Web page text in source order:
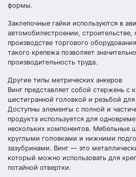
формы.
Заклепочные гайки используются в
автомобилестроении, строительстве,
производстве торгового
такого крепежа позволяет
производительность труда.
Другие типы метрических анкеров
Винт представляет собой стержень с
шестигранной головкой и резьбой для
Доступны элементы с полной и
продукта используется для
нескольких компонентов. Мебельные
круглыми головками и нижними
зазубринами. Винт — это
который можно использовать для
потайной отвертки.